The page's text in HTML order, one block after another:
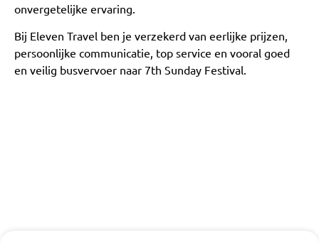
onvergetelijke ervaring.
Bij Eleven Travel ben je verzekerd van eerlijke prijzen,
persoonlijke communicatie, top service en vooral goed
en veilig busvervoer naar 7th Sunday Festival.